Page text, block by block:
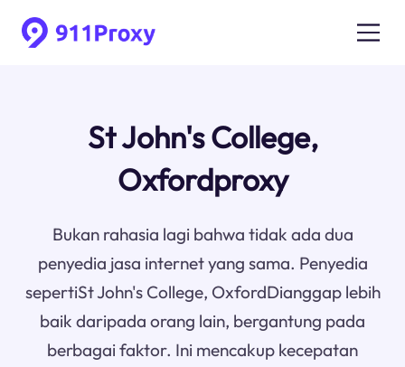
St John's College,
Oxfordproxy
Bukan rahasia lagi bahwa tidak ada dua
penyedia jasa internet yang sama. Penyedia
sepertiSt John's College, OxfordDianggap lebih
baik daripada orang lain, bergantung pada
berbagai faktor. Ini mencakup kecepatan